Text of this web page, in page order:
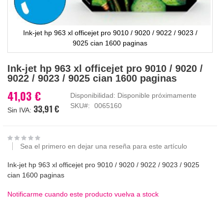
Ink-jet hp 963 xl officejet pro 9010 / 9020 / 9022 / 9023 /
9025 cian 1600 paginas
al
comienzo
la
galería
Ink-jet hp 963 xl officejet pro 9010 / 9020 /
9022 / 9023 / 9025 cian 1600 paginas
41,03 €
33,91 €
Disponibilidad: Disponible próximamente
SKU
0065160
Sea el primero en dejar una reseña para este artículo
Ink-jet hp 963 xl officejet pro 9010 / 9020 / 9022 / 9023 / 9025
cian 1600 paginas
Notificarme cuando este producto vuelva a stock